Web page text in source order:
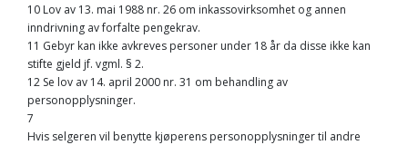
10 Lov av 13. mai 1988 nr. 26 om inkassovirksomhet og annen
inndrivning av forfalte pengekrav.
11 Gebyr kan ikke avkreves personer under 18 år da disse ikke kan
stifte gjeld jf. vgml. § 2.
12 Se lov av 14. april 2000 nr. 31 om behandling av
personopplysninger.
7
Hvis selgeren vil benytte kjøperens personopplysninger til andre